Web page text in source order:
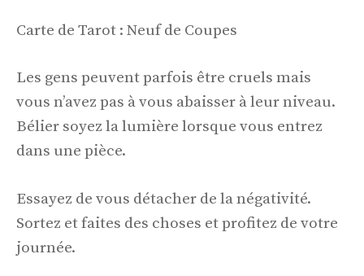
Carte de Tarot : Neuf de Coupes
Les gens peuvent parfois être cruels mais
vous n’avez pas à vous abaisser à leur niveau.
Bélier soyez la lumière lorsque vous entrez
dans une pièce.
Essayez de vous détacher de la négativité.
Sortez et faites des choses et profitez de votre
journée.